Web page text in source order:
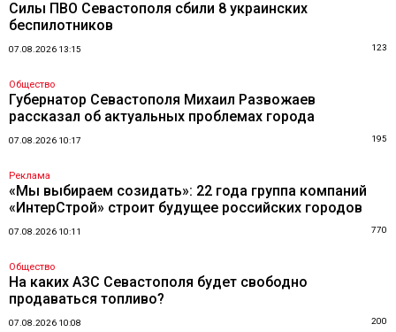
Силы ПВО Севастополя сбили 8 украинских
беспилотников
07.08.2026 13:15 123
Общество
Губернатор Севастополя Михаил Развожаев
рассказал об актуальных проблемах города
07.08.2026 10:17 195
Реклама
«Мы выбираем созидать»: 22 года группа компаний
«ИнтерСтрой» строит будущее российских городов
07.08.2026 10:11 770
Общество
На каких АЗС Севастополя будет свободно
продаваться топливо?
07.08.2026 10:08 200